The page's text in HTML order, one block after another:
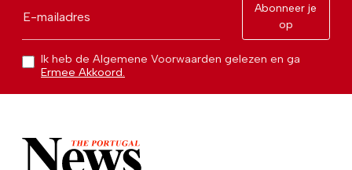
E-mailadres
Abonneer je
op
Ik heb de Algemene Voorwaarden gelezen en ga
Ermee Akkoord.